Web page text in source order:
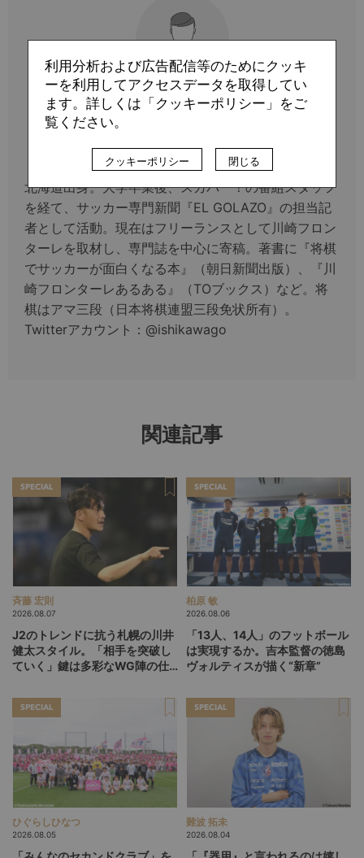
いしかわごう
北海道出身。大学卒業後、スカパー！の番組スタッフ
を経て、サッカー専門新聞『EL GOLAZO』の担当記
者として活動。現在はフリーランスとして川崎フロン
ターレを取材し、専門誌を中心に寄稿。著書に『将棋
でサッカーが面白くなる本』（朝日新聞出版）、『川
崎フロンターレあるある』（TOブックス）など。将
棋はアマ三段（日本将棋連盟三段免状所有）。
Twitterアカウント：@ishikawago
関連記事
SPECIAL
斉藤 宏則
2026.08.07
J2のトレンドに抗う札幌の川井
健太スタイル。「相手を突破し
ていく」鍵は多彩なWG陣の仕
SPECIAL
柏原 敏
2026.08.06
「13人、14人」のフットボール
は実現するか。吉本監督の徳島
ヴォルティスが描く“新章”
SPECIAL
ひぐらしひなつ
2026.08.05
SPECIAL
難波 拓未
2026.08.04
利用分析および広告配信等のためにクッキ
ーを利用してアクセスデータを取得してい
ます。詳しくは「クッキーポリシー」をご
覧ください。
クッキーポリシー 閉じる